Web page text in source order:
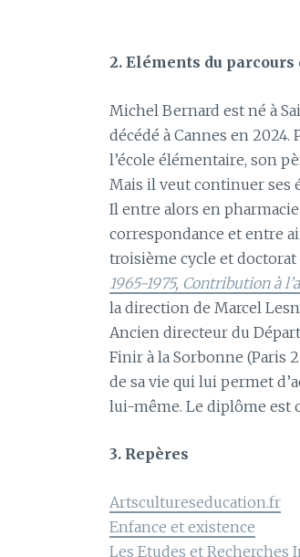
2. Eléments du
Michel Bernard est né à
décédé à Cannes en
l’école élémentaire, son
Mais il veut continuer ses
Il entre alors en
correspondance et entre
troisième cycle et doctorat
1965-1975, Contribution à
la direction de Marcel
Ancien directeur du
Finir à la Sorbonne (Paris
de sa vie qui lui permet
lui-même. Le diplôme est
3. Repères
Artscultureseducation.fr
Enfance et existence
Les Etudes et